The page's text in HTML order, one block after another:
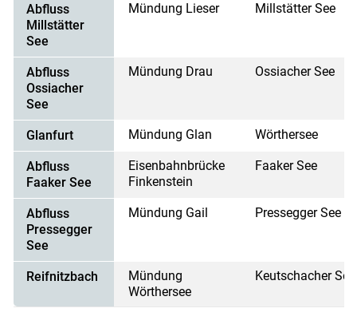
Abfluss
Millstätter
See
Mündung Lieser Millstätter See
Abfluss
Ossiacher
See
Mündung Drau Ossiacher See
Glanfurt Mündung Glan Wörthersee
Abfluss
Faaker See
Eisenbahnbrücke
Finkenstein
Faaker See
Abfluss
Pressegger
See
Mündung Gail Pressegger See
Reifnitzbach
Mündung
Wörthersee
Keutschacher See